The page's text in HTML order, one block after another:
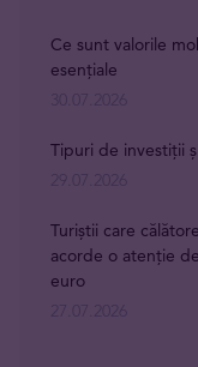
Ce sunt valorile
esențiale
Tipuri de investiții
Turiștii care
acorde o atenție
euro